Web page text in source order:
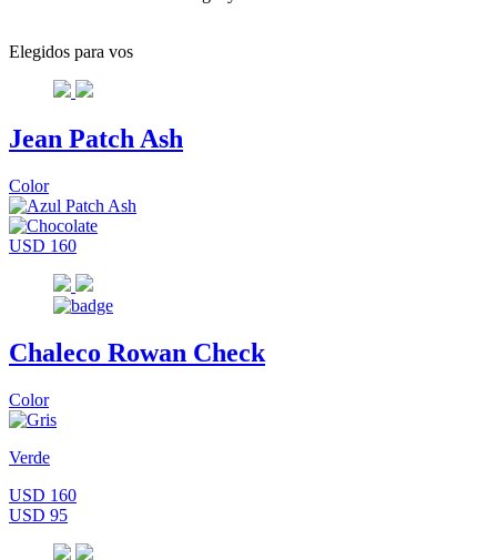
Elegidos para vos
Jean Patch Ash
Color
USD 160
Chaleco Rowan Check
Color
Verde
USD 160
USD 95